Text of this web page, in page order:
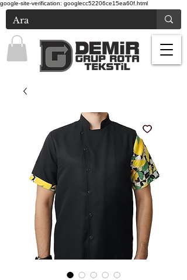
google-site-verification: googlecc52206ce15ea60f.html